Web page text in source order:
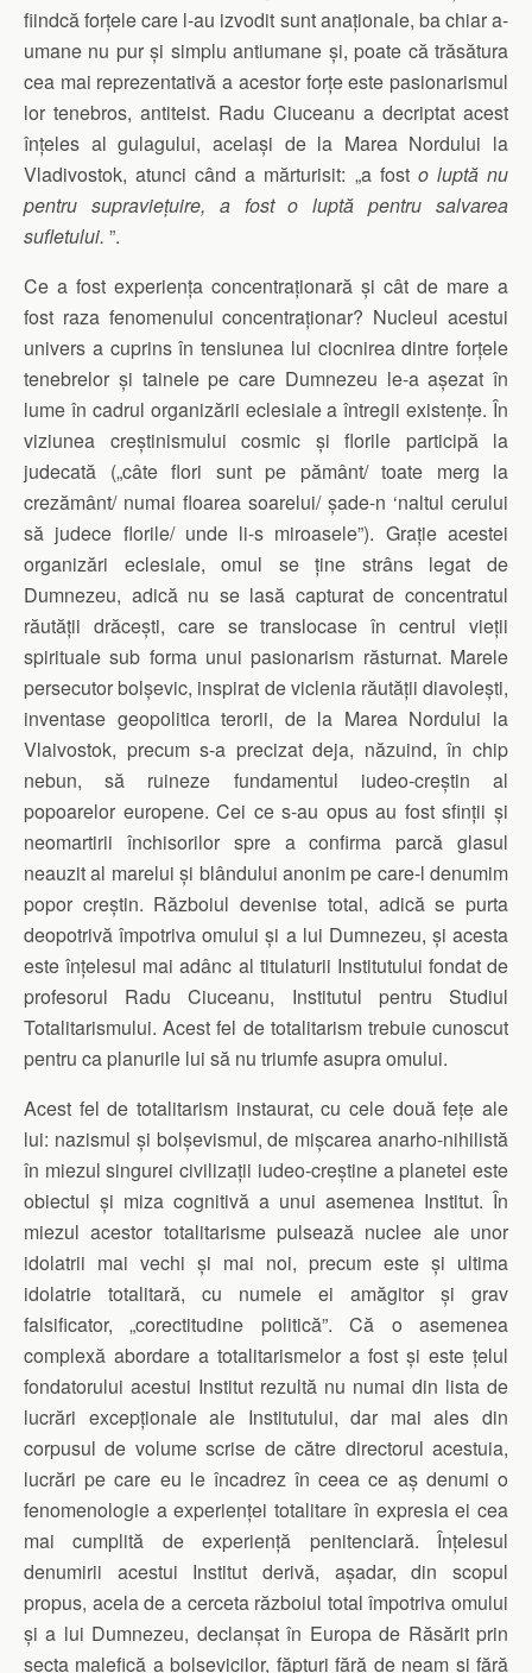
fiindcă forțele care l-au izvodit sunt anaționale, ba chiar a-
umane nu pur și simplu antiumane și, poate că trăsătura
cea mai reprezentativă a acestor forțe este pasionarismul
lor tenebros, antiteist. Radu Ciuceanu a decriptat acest
înțeles al gulagului, același de la Marea Nordului la
Vladivostok, atunci când a mărturisit: „a fost o luptă nu
pentru supraviețuire, a fost o luptă pentru salvarea
sufletului. ”.
Ce a fost experiența concentraționară și cât de mare a
fost raza fenomenului concentraționar? Nucleul acestui
univers a cuprins în tensiunea lui ciocnirea dintre forțele
tenebrelor și tainele pe care Dumnezeu le-a așezat în
lume în cadrul organizării eclesiale a întregii existențe. În
viziunea creștinismului cosmic și florile participă la
judecată („câte flori sunt pe pământ/ toate merg la
crezământ/ numai floarea soarelui/ șade-n ‘naltul cerului
să judece florile/ unde li-s miroasele”). Grație acestei
organizări eclesiale, omul se ține strâns legat de
Dumnezeu, adică nu se lasă capturat de concentratul
răutății drăcești, care se translocase în centrul vieții
spirituale sub forma unui pasionarism răsturnat. Marele
persecutor bolșevic, inspirat de viclenia răutății diavolești,
inventase geopolitica terorii, de la Marea Nordului la
Vlaivostok, precum s-a precizat deja, năzuind, în chip
nebun, să ruineze fundamentul iudeo-creștin al
popoarelor europene. Cei ce s-au opus au fost sfinții și
neomartirii închisorilor spre a confirma parcă glasul
neauzit al marelui și blândului anonim pe care-l denumim
popor creștin. Războiul devenise total, adică se purta
deopotrivă împotriva omului și a lui Dumnezeu, și acesta
este înțelesul mai adânc al titulaturii Institutului fondat de
profesorul Radu Ciuceanu, Institutul pentru Studiul
Totalitarismului. Acest fel de totalitarism trebuie cunoscut
pentru ca planurile lui să nu triumfe asupra omului.
Acest fel de totalitarism instaurat, cu cele două fețe ale
lui: nazismul și bolșevismul, de mișcarea anarho-nihilistă
în miezul singurei civilizații iudeo-creștine a planetei este
obiectul și miza cognitivă a unui asemenea Institut. În
miezul acestor totalitarisme pulsează nuclee ale unor
idolatrii mai vechi și mai noi, precum este și ultima
idolatrie totalitară, cu numele ei amăgitor și grav
falsificator, „corectitudine politică”. Că o asemenea
complexă abordare a totalitarismelor a fost și este țelul
fondatorului acestui Institut rezultă nu numai din lista de
lucrări excepționale ale Institutului, dar mai ales din
corpusul de volume scrise de către directorul acestuia,
lucrări pe care eu le încadrez în ceea ce aș denumi o
fenomenologie a experienței totalitare în expresia ei cea
mai cumplită de experiență penitenciară. Înțelesul
denumirii acestui Institut derivă, așadar, din scopul
propus, acela de a cerceta războiul total împotriva omului
și a lui Dumnezeu, declanșat în Europa de Răsărit prin
secta malefică a bolșevicilor, făpturi fără de neam și fără